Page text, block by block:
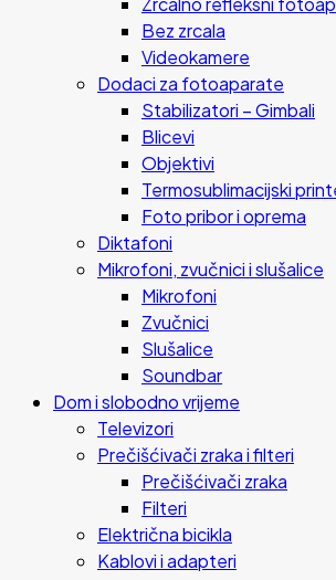
Bez zrcala
Videokamere
Dodaci za fotoaparate
Stabilizatori – Gimbali
Blicevi
Objektivi
Termosublimacijski
Foto pribor i oprema
Diktafoni
Mikrofoni, zvučnici i slušalice
Mikrofoni
Zvučnici
Slušalice
Soundbar
Dom i slobodno vrijeme
Televizori
Prečišćivači zraka i filteri
Prečišćivači zraka
Filteri
Električna bicikla
Kablovi i adapteri